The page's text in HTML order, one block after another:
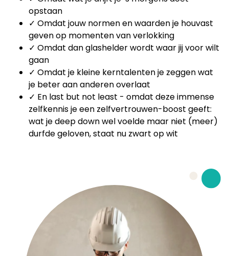
opstaan
✓ Omdat jouw normen en waarden je houvast
geven op momenten van verlokking
✓ Omdat dan glashelder wordt waar jij voor wilt
gaan
✓ Omdat je kleine kerntalenten je zeggen wat
je beter aan anderen overlaat
✓ En last but not least - omdat deze immense
zelfkennis je een zelfvertrouwen-boost geeft:
wat je deep down wel voelde maar niet (meer)
durfde geloven, staat nu zwart op wit